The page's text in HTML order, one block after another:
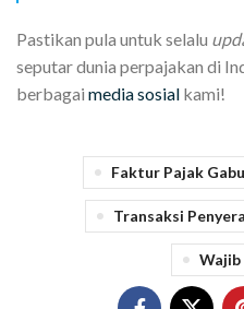
Pastikan pula untuk selalu
seputar dunia perpajakan di
berbagai media sosial kami!
Faktur Pajak
Transaksi
Wajib